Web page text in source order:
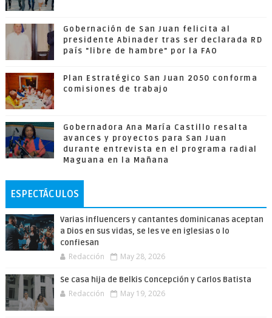
Gobernación de San Juan felicita al
presidente Abinader tras ser declarada RD
país "libre de hambre" por la FAO
Plan Estratégico San Juan 2050 conforma
comisiones de trabajo
Gobernadora Ana María Castillo resalta
avances y proyectos para San Juan
durante entrevista en el programa radial
Maguana en la Mañana
ESPECTÁCULOS
Varias influencers y cantantes dominicanas aceptan
a Dios en sus vidas, se les ve en iglesias o lo
confiesan
Redacción May 28, 2026
Se casa hija de Belkis Concepción y Carlos Batista
Redacción May 19, 2026